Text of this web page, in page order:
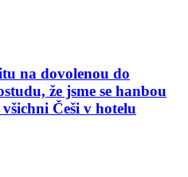
na dovolenou do
že jsme se hanbou
Češi v hotelu